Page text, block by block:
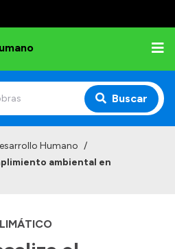
Buscar
Humano /
ambiental en